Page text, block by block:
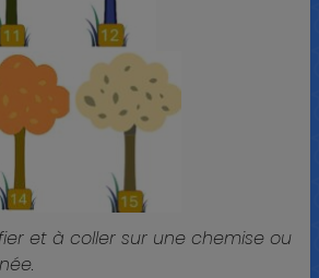
et à coller sur une chemise ou